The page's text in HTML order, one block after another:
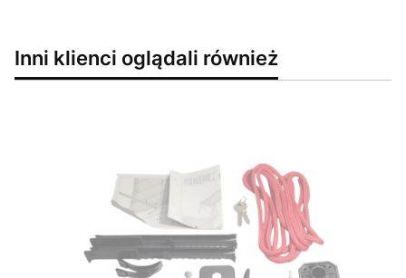
Inni klienci oglądali również